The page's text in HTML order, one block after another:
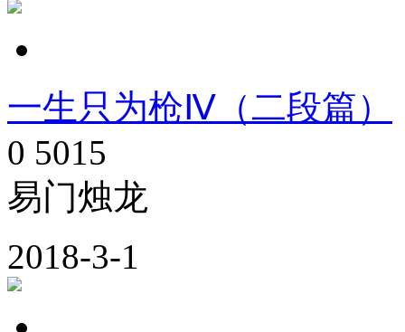
一生只为枪Ⅳ（二段篇）
0 5015
易门烛龙
2018-3-1